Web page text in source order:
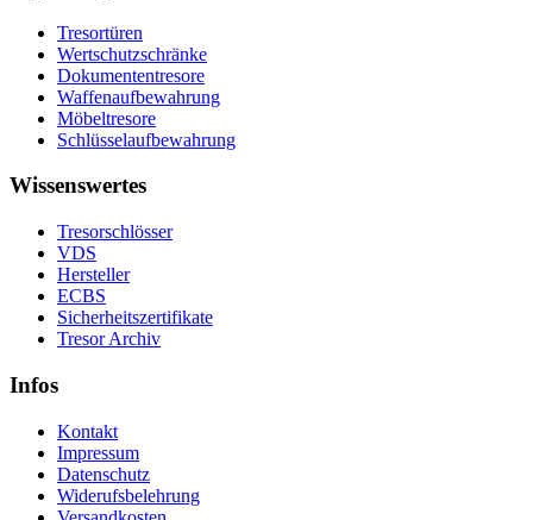
Tresortüren
Wertschutzschränke
Dokumententresore
Waffenaufbewahrung
Möbeltresore
Schlüsselaufbewahrung
Wissenswertes
Tresorschlösser
VDS
Hersteller
ECBS
Sicherheitszertifikate
Tresor Archiv
Infos
Kontakt
Impressum
Datenschutz
Widerufsbelehrung